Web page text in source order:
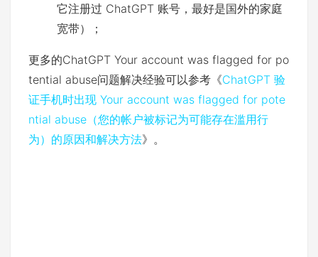
它注册过 ChatGPT 账号，最好是国外的家庭
宽带）；
更多的ChatGPT Your account was flagged for po
tential abuse问题解决经验可以参考《ChatGPT 验
证手机时出现 Your account was flagged for pote
ntial abuse（您的帐户被标记为可能存在滥用行
为）的原因和解决方法》。